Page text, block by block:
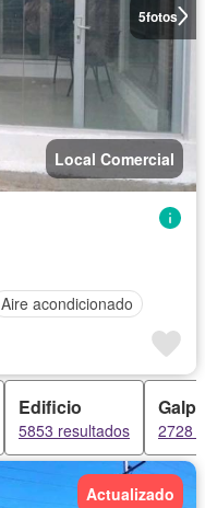
5fotos
Local Comercial
Aire acondicionado
Edificio
5853 resultados 2728
Actualizado